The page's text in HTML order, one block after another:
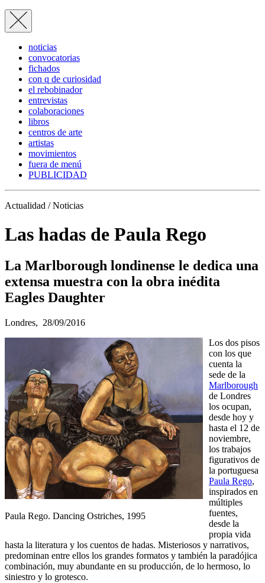
noticias
convocatorias
fichados
con q de curiosidad
el rebobinador
entrevistas
colaboraciones
libros
centros de arte
artistas
movimientos
fuera de menú
PUBLICIDAD
Actualidad / Noticias
Las hadas de Paula Rego
La Marlborough londinense le dedica una
extensa muestra con la obra inédita
Eagles Daughter
Londres, 28/09/2016
Paula Rego. Dancing Ostriches, 1995
Los dos pisos
con los que
cuenta la
sede de la
Marlborough
de Londres
los ocupan,
desde hoy y
hasta el 12 de
noviembre,
los trabajos
figurativos de
la portuguesa
Paula Rego,
inspirados en
múltiples
fuentes,
desde la
propia vida
hasta la literatura y los cuentos de hadas. Misteriosos y narrativos,
predominan entre ellos los grandes formatos y también la paradójica
combinación, muy abundante en su producción, de lo hermoso, lo
siniestro y lo grotesco.